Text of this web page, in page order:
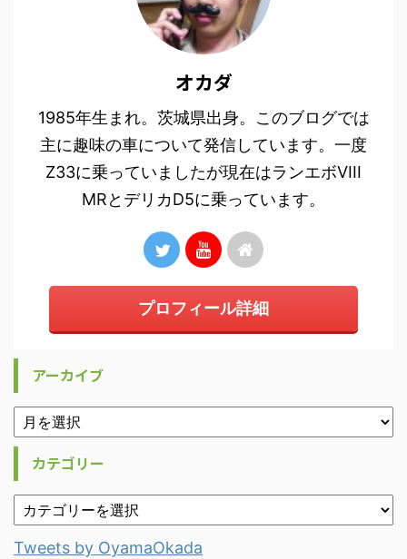
オカダ
1985年生まれ。茨城県出身。このブログでは
主に趣味の車について発信しています。一度
Z33に乗っていましたが現在はランエボVIII
MRとデリカD5に乗っています。
プロフィール詳細
アーカイブ
カテゴリー
Tweets by OyamaOkada